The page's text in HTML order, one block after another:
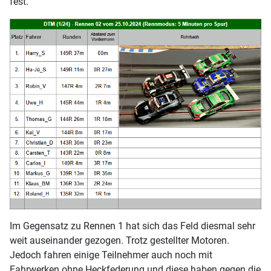
Im Gegensatz zu Rennen 1 hat sich das Feld diesmal sehr
weit auseinander gezogen. Trotz gestellter Motoren.
Jedoch fahren einige Teilnehmer auch noch mit